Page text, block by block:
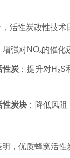
活性炭改性技术
增强对NOₓ的催化
性炭 ：提升对
性炭块 ：降低风
，优质蜂窝活性